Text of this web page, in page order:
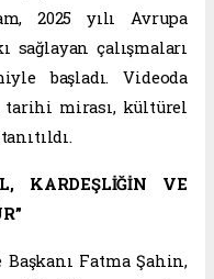
2025 yılı Avrupa
sağlayan çalışmaları
başladı. Videoda
tarihi mirası, kültürel
KARDEŞLİĞİN VE
Fatma Şahin,